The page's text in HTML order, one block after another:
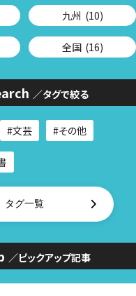
九州 (10)
全国 (16)
／タグで絞る
文芸 その他
タグ一覧
／ピックアップ記事